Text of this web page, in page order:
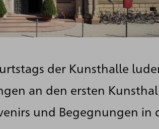
der Kunsthalle
an den ersten
und Begegnungen in